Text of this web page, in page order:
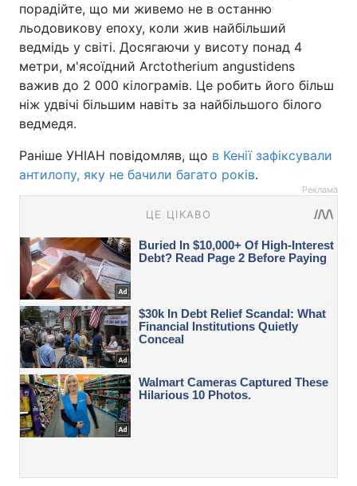
порадійте, що ми живемо не в останню
льодовикову епоху, коли жив найбільший
ведмідь у світі. Досягаючи у висоту понад 4
метри, м'ясоїдний Arctotherium angustidens
важив до 2 000 кілограмів. Це робить його більш
ніж удвічі більшим навіть за найбільшого білого
ведмедя.
Раніше УНІАН повідомляв, що в Кенії зафіксували
антилопу, яку не бачили багато років.
Реклама